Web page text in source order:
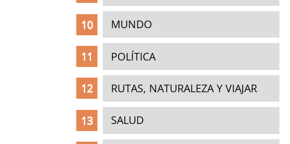
MUNDO
POLÍTICA
RUTAS, NATURALEZA Y VIAJAR
SALUD